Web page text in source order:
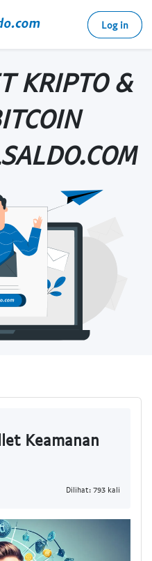
Log in
KRIPTO &
Keamanan
Dilihat: 793 kali